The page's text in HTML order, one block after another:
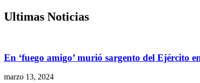
Ultimas Noticias
En ‘fuego amigo’ murió sargento del Ejército
marzo 13, 2024